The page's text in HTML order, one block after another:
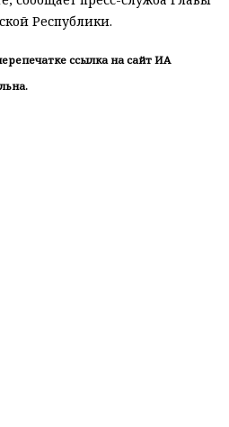
Республики.
ссылка на сайт ИА